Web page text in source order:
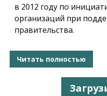
в 2012 году по
организаций при
правительства.
Читать полностью